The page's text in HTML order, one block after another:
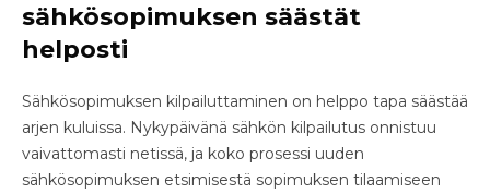
sähkösopimuksen säästät
helposti
Sähkösopimuksen kilpailuttaminen on helppo tapa säästää
arjen kuluissa. Nykypäivänä sähkön kilpailutus onnistuu
vaivattomasti netissä, ja koko prosessi uuden
sähkösopimuksen etsimisestä sopimuksen tilaamiseen